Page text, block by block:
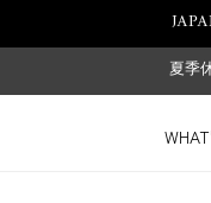
夏季